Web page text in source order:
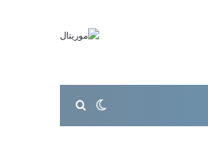
الوضع المظلم
بحث عن